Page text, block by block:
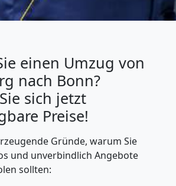
einen Umzug von
nach Bonn?
sich jetzt
Preise!
Gründe, warum Sie
und unverbindlich Angebote
sollten: